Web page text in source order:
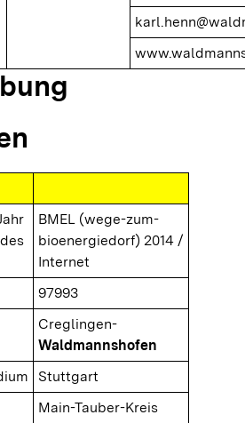
BMEL (wege-zum-
bioenergiedorf) 2014 /
Internet
97993
Creglingen-
Waldmannshofen
Stuttgart
Main-Tauber-Kreis